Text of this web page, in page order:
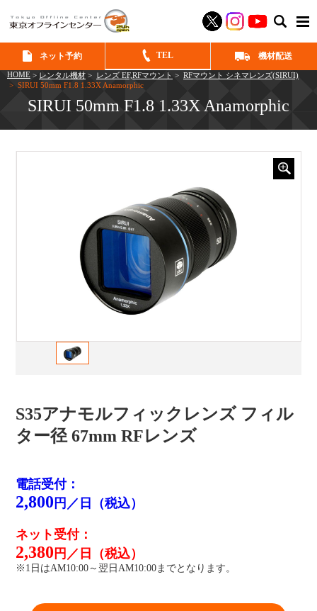
ネット予約 TEL 機材配送
HOME > レンタル機材 > レンズ EF,RFマウント > RFマウント シネマレンズ(SIRUI)
> SIRUI 50mm F1.8 1.33X Anamorphic
SIRUI 50mm F1.8 1.33X Anamorphic
S35アナモルフィックレンズ フィル
ター径 67mm RFレンズ
電話受付：
2,800 円／日（税込）
ネット受付：
2,380 円／日（税込）
※1日はAM10:00～翌日AM10:00までとなります。